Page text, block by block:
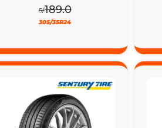
S/189.0
305/35R24